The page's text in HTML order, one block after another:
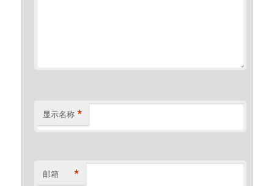
显示名称 *
邮箱 *